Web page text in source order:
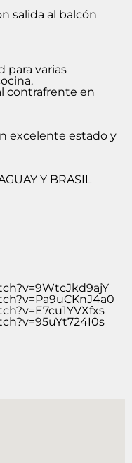
salida al balcón
para varias
contrafrente en
excelente estado y
Y BRASIL